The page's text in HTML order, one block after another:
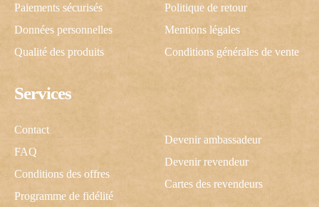
Services
Contact
FAQ
Conditions des offres
Programme de fidélité
Devenir ambassadeur
Devenir revendeur
Cartes des revendeurs
Paiements sécurisés
Données personnelles
Qualité des produits
Politique de retour
Mentions légales
Conditions générales de vente